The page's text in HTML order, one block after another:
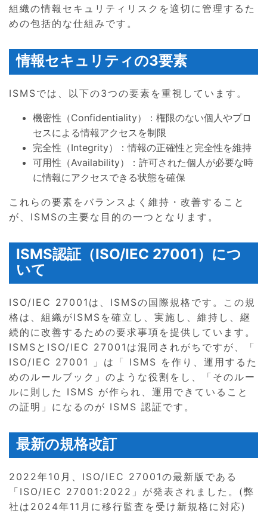
組織の情報セキュリティリスクを適切に管理するた
めの包括的な仕組みです。
情報セキュリティの3要素
ISMSでは、以下の3つの要素を重視しています。
機密性（Confidentiality）：権限のない個人やプロ
セスによる情報アクセスを制限
完全性（Integrity）：情報の正確性と完全性を維持
可用性（Availability）：許可された個人が必要な時
に情報にアクセスできる状態を確保
これらの要素をバランスよく維持・改善すること
が、ISMSの主要な目的の一つとなります。
ISMS認証（ISO/IEC 27001）につ
いて
ISO/IEC 27001は、ISMSの国際規格です。この規
格は、組織がISMSを確立し、実施し、維持し、継
続的に改善するための要求事項を提供しています。
ISMSとISO/IEC 27001は混同されがちですが、「
ISO/IEC 27001 」は「 ISMS を作り、運用するた
めのルールブック」のような役割をし、「そのルー
ルに則した ISMS が作られ、運用できていること
の証明」になるのが ISMS 認証です。
最新の規格改訂
2022年10月、ISO/IEC 27001の最新版である
「ISO/IEC 27001:2022」が発表されました。(弊
社は2024年11月に移行監査を受け新規格に対応)